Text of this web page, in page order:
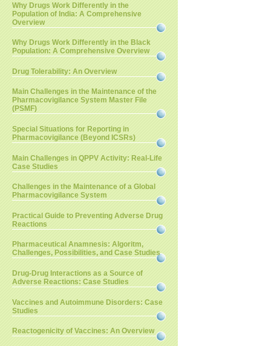
Why Drugs Work Differently in the
Population of India: A Comprehensive
Overview
Why Drugs Work Differently in the Black
Population: A Comprehensive Overview
Drug Tolerability: An Overview
Main Challenges in the Maintenance of the
Pharmacovigilance System Master File
(PSMF)
Special Situations for Reporting in
Pharmacovigilance (Beyond ICSRs)
Main Challenges in QPPV Activity: Real-Life
Case Studies
Challenges in the Maintenance of a Global
Pharmacovigilance System
Practical Guide to Preventing Adverse Drug
Reactions
Pharmaceutical Anamnesis: Algoritm,
Challenges, Possibilities, and Case Studies
Drug-Drug Interactions as a Source of
Adverse Reactions: Case Studies
Vaccines and Autoimmune Disorders: Case
Studies
Reactogenicity of Vaccines: An Overview